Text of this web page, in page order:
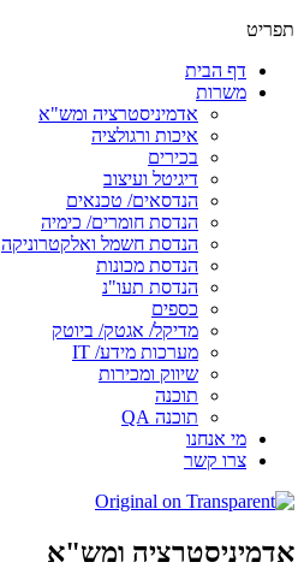
תפריט
דף הבית
משרות
אדמיניסטרציה ומש"א
איכות ורגולציה
בכירים
דיגיטל ועיצוב
הנדסאים/ טכנאים
הנדסת חומרים/ כימיה
הנדסת חשמל ואלקטרוניקה
הנדסת מכונות
הנדסת תעו"נ
כספים
מדיקל/ אגטק/ ביוטק
מערכות מידע/ IT
שיווק ומכירות
תוכנה
תוכנה QA
מי אנחנו
צרו קשר
אדמיניסטרציה ומש"א